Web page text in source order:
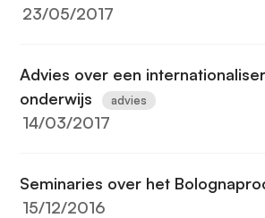
23/05/2017
Advies over een
onderwijs
advies
14/03/2017
Seminaries over het
15/12/2016